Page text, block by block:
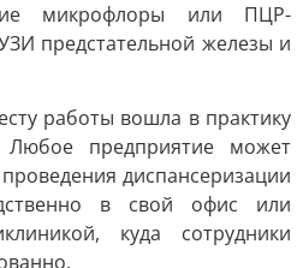
микрофлоры или ПЦР-
предстательной железы и
работы вошла в практику
Любое предприятие может
диспансеризации
в свой офис или
куда сотрудники